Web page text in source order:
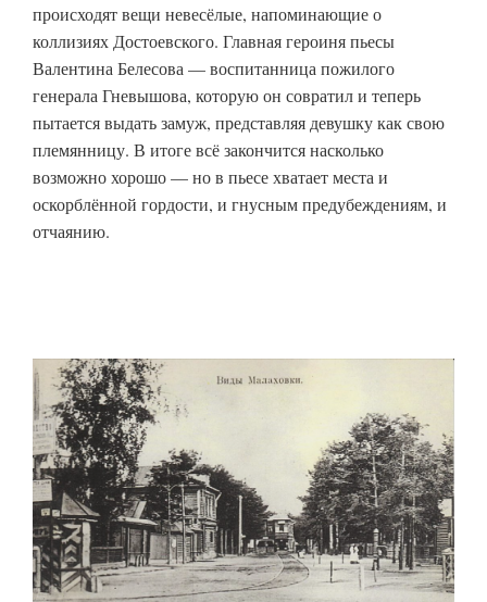
происходят вещи невесёлые, напоминающие о
коллизиях Достоевского. Главная героиня пьесы
Валентина Белесова — воспитанница пожилого
генерала Гневышова, которую он совратил и теперь
пытается выдать замуж, представляя девушку как свою
племянницу. В итоге всё закончится насколько
возможно хорошо — но в пьесе хватает места и
оскорблённой гордости, и гнусным предубеждениям, и
отчаянию.